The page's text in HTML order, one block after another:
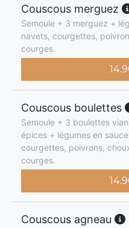
Couscous merguez
Semoule + 3 merguez +
navets, courgettes,
courges.
Couscous boulettes
Semoule + 3 boulettes
épices + légumes en
courgettes, poivrons,
courges.
Couscous agneau